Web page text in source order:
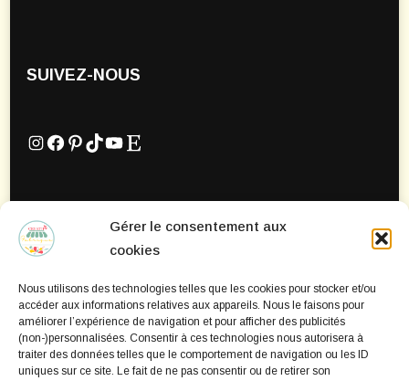
Gérer le consentement aux
cookies
Nous utilisons des technologies telles que les cookies pour stocker et/ou
accéder aux informations relatives aux appareils. Nous le faisons pour
améliorer l’expérience de navigation et pour afficher des publicités
(non-)personnalisées. Consentir à ces technologies nous autorisera à
traiter des données telles que le comportement de navigation ou les ID
uniques sur ce site. Le fait de ne pas consentir ou de retirer son
SUIVEZ-NOUS
Instagram
Facebook
Pinterest
TikTok
YouTube
Mentions Légales
Politique de cookies